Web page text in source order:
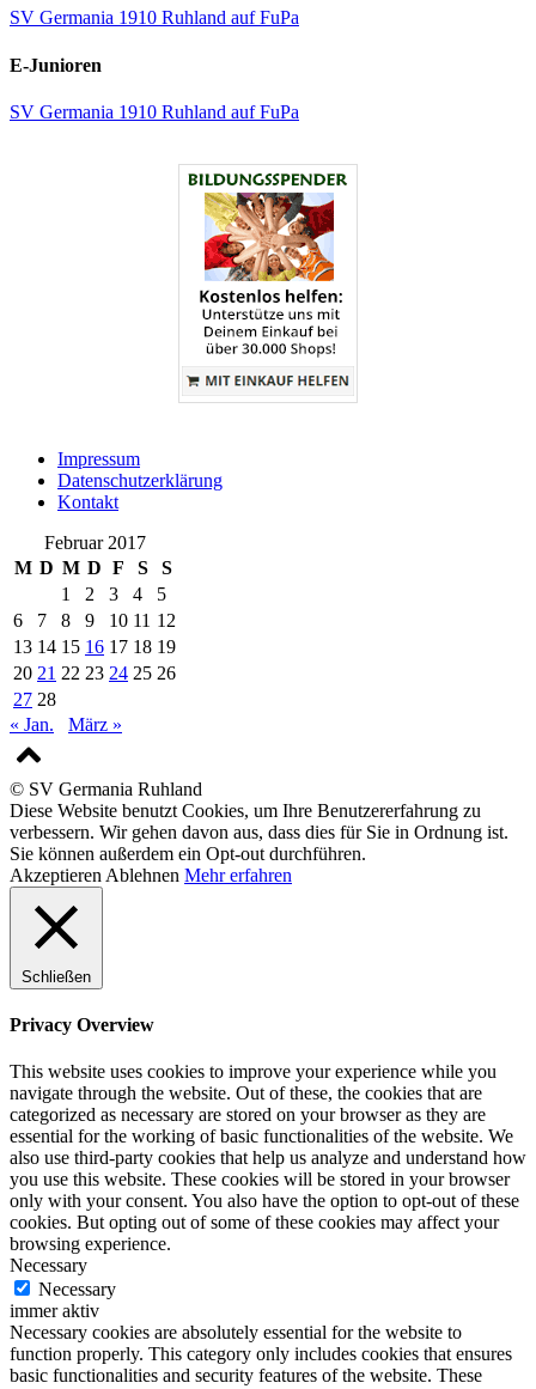
SV Germania 1910 Ruhland auf FuPa
E-Junioren
SV Germania 1910 Ruhland auf FuPa
Impressum
Datenschutzerklärung
Kontakt
Februar 2017
M D M D F S
S
1
2 3 4
5
6
7 8 9 10 11 12
13 14 15 16 17 18 19
20 21 22 23 24 25 26
27 28
« Jan.
März »
© SV Germania Ruhland
Diese Website benutzt Cookies, um Ihre Benutzererfahrung zu
verbessern. Wir gehen davon aus, dass dies für Sie in Ordnung ist.
Sie können außerdem ein Opt-out durchführen.
Akzeptieren Ablehnen Mehr erfahren
Schließen
Privacy Overview
This website uses cookies to improve your experience while you
navigate through the website. Out of these, the cookies that are
categorized as necessary are stored on your browser as they are
essential for the working of basic functionalities of the website. We
also use third-party cookies that help us analyze and understand how
you use this website. These cookies will be stored in your browser
only with your consent. You also have the option to opt-out of these
cookies. But opting out of some of these cookies may affect your
browsing experience.
Necessary
Necessary
immer aktiv
Necessary cookies are absolutely essential for the website to
function properly. This category only includes cookies that ensures
basic functionalities and security features of the website. These